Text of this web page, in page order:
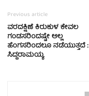
Previous article
ವರದಕ್ಷಿಣೆ ಕಿರುಕುಳ ಕೇವಲ
ಗಂಡಸರಿಂದಷ್ಟೇ ಅಲ್ಲ
ಹೆಂಗಸರಿಂದಲೂ ನಡೆಯುತ್ತದೆ :
ಸಿದ್ದರಾಮಯ್ಯ